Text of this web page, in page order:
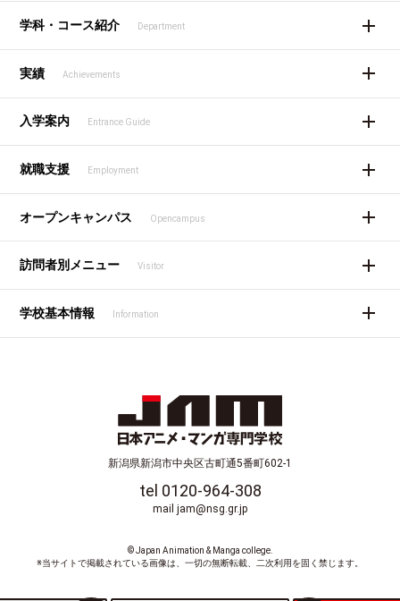
学科・コース紹介 Department
実績 Achievements
入学案内 Entrance Guide
就職支援 Employment
オープンキャンパス Opencampus
訪問者別メニュー Visitor
学校基本情報 Information
新潟県新潟市中央区古町通5番町602-1
tel 0120-964-308
mail jam@nsg.gr.jp
© Japan Animation & Manga college.
※当サイトで掲載されている画像は、一切の無断転載、二次利用を固く禁じます。